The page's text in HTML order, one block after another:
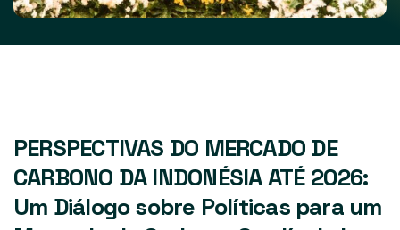
PERSPECTIVAS DO MERCADO DE
CARBONO DA INDONÉSIA ATÉ 2026:
Um Diálogo sobre Políticas para um